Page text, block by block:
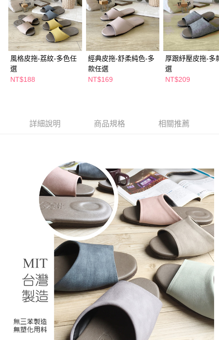
１．透過由恩沛科技股份有限公司提供之「AFTEE先享後付」服務完成之交
易，需依本服務之必要範圍內提供個人資料，並將交易相關給付款項請求債
權轉讓予恩沛科技股份有限公司。
２．關於個人資料處理事宜，請瀏覽以下網址：
https://aftee.tw/terms/#terms3
３．未成年的使用者請事先徵得法定代理人或監護人之同意方可使用
「AFTEE先享後付」，若未經同意申辦者引起之損失，本公司不負相關責
任。
時審查核予不同之上限額度；若仍有額度不足之情形，本公司將視審查結果
每筆NT$65，滿NT$490(含以上)免運費
付款後7-11取貨
每筆NT$65，滿NT$490(含以上)免運費
宅配(本島)
每筆NT$100，滿NT$790(含以上)免運費
風格皮拖-荔紋-多色任
選
NT$188
經典皮拖-舒柔純色-多
款任選
NT$169
厚跟紓壓皮拖-多
選
NT$209
詳細說明 商品規格 相關推薦